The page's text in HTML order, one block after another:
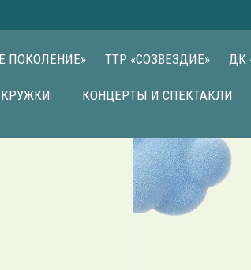
ПОКОЛЕНИЕ» ТТР «СОЗВЕЗДИЕ» ДК
КОНЦЕРТЫ И СПЕКТАКЛИ